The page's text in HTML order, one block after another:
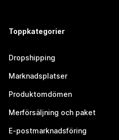
Toppkategorier
Dropshipping
Marknadsplatser
Produktomdömen
Merförsäljning och paket
E-postmarknadsföring